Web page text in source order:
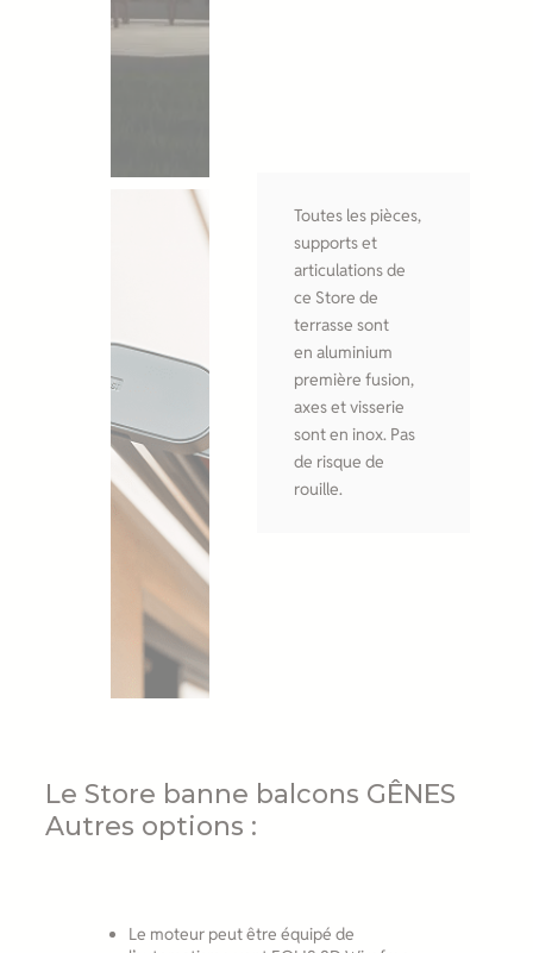
Toutes les pièces,
supports et
articulations de
ce Store de
terrasse sont
en aluminium
première fusion,
axes et visserie
sont en inox. Pas
de risque de
rouille.
Le Store banne balcons GÊNES
Autres options :
Le moteur peut être équipé de